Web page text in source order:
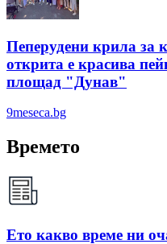
Пеперудени крила за
открита е красива
площад "Дунав"
9meseca.bg
Времето
Ето какво време ни